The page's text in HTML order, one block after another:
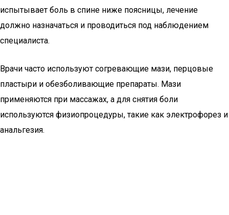
испытывает боль в спине ниже поясницы, лечение
должно назначаться и проводиться под наблюдением
специалиста.
Врачи часто используют согревающие мази, перцовые
пластыри и обезболивающие препараты. Мази
применяются при массажах, а для снятия боли
используются физиопроцедуры, такие как электрофорез и
анальгезия.